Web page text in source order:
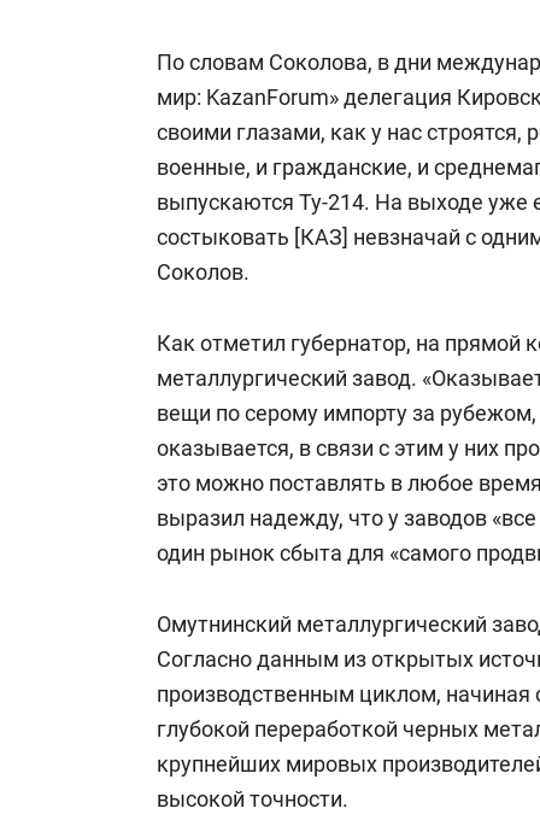
По словам Соколова, в дни
мир: KazanForum» делегация
своими глазами, как у нас строятся,
военные, и гражданские, и
выпускаются Ту-214. На выходе уже
состыковать [КАЗ] невзначай с
Соколов.
Как отметил губернатор, на
металлургический завод.
вещи по серому импорту за рубежом,
оказывается, в связи с этим у них
это можно поставлять в любое
выразил надежду, что у заводов
один рынок сбыта для «самого
Омутнинский металлургический
Согласно данным из открытых
производственным циклом, начиная
глубокой переработкой черных
крупнейших мировых
высокой точности.